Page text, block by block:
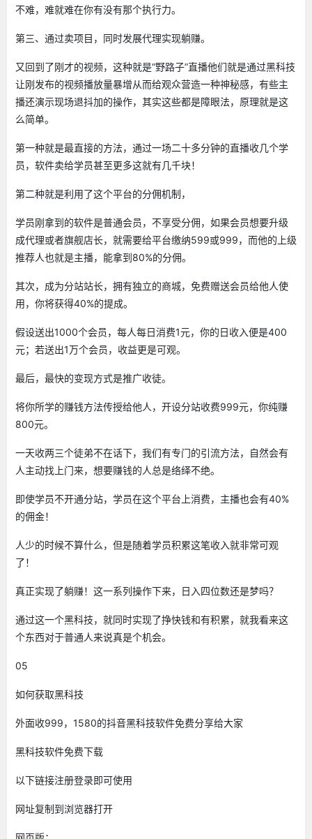
不难，难就难在你有没有那个执行力。
第三、通过卖项目，同时发展代理实现躺赚。
又回到了刚才的视频，这种就是“野路子”直播他们就是通过黑科技
让刚发布的视频播放量暴增从而给观众营造一种神秘感，有些主
播还演示现场退抖加的操作，其实这些都是障眼法，原理就是这
么简单。
第一种就是最直接的方法，通过一场二十多分钟的直播收几个学
员，软件卖给学员甚至更多这就有几千块！
第二种就是利用了这个平台的分佣机制，
学员刚拿到的软件是普通会员，不享受分佣，如果会员想要升级
成代理或者旗舰店长，就需要给平台缴纳599或999，而他的上级
推荐人也就是主播，能拿到80%的分佣。
其次，成为分站站长，拥有独立的商城，免费赠送会员给他人使
用，你将获得40%的提成。
假设送出1000个会员，每人每日消费1元，你的日收入便是400
元；若送出1万个会员，收益更是可观。
最后，最快的变现方式是推广收徒。
将你所学的赚钱方法传授给他人，开设分站收费999元，你纯赚
800元。
一天收两三个徒弟不在话下，我们有专门的引流方法，自然会有
人主动找上门来，想要赚钱的人总是络绎不绝。
即使学员不开通分站，学员在这个平台上消费，主播也会有40%
的佣金！
人少的时候不算什么，但是随着学员积累这笔收入就非常可观
了！
真正实现了躺赚！这一系列操作下来，日入四位数还是梦吗？
通过这一个黑科技，就同时实现了挣快钱和有积累，就我看来这
个东西对于普通人来说真是个机会。
05
如何获取黑科技
外面收999，1580的抖音黑科技软件免费分享给大家
黑科技软件免费下载
以下链接注册登录即可使用
网址复制到浏览器打开